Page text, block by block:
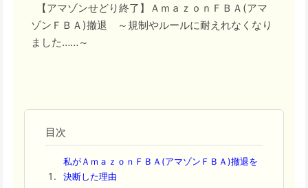
【アマゾンせどり終了】ＡｍａｚｏｎＦＢＡ(アマ
ゾンＦＢＡ)撤退 ～規制やルールに耐えれなくなり
ました……～
私がＡｍａｚｏｎＦＢＡ(アマゾンＦＢＡ)撤退を
決断した理由